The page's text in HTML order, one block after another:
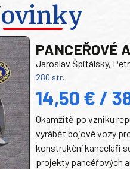
PANCEŘOVÉ
Jaroslav Špitálský,
280 str.
14,50 € /
Okamžitě po vzniku
vyrábět bojové vozy
konstrukční kanceláři
projekty pancéřových